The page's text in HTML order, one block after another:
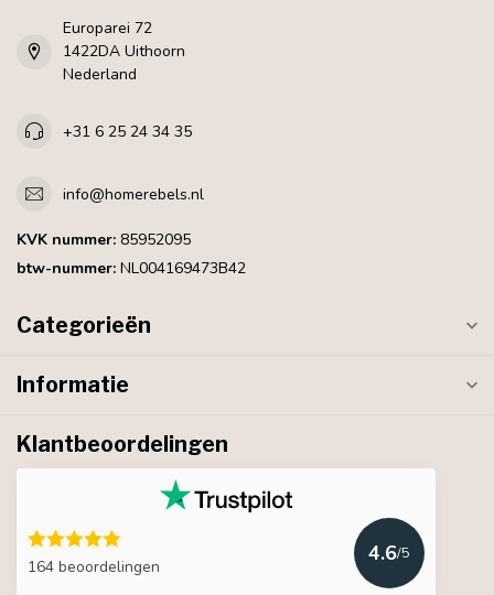
Europarei 72
1422DA Uithoorn
Nederland
+31 6 25 24 34 35
info@homerebels.nl
KVK nummer: 85952095
btw-nummer: NL004169473B42
Categorieën
Informatie
Klantbeoordelingen
164 beoordelingen
4.6/5